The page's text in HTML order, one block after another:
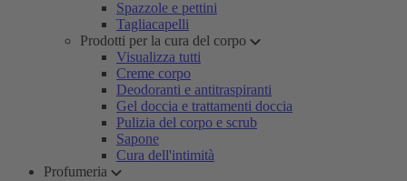
Spazzole e pettini
Tagliacapelli
Prodotti per la cura del corpo
Visualizza tutti
Creme corpo
Deodoranti e antitraspiranti
Gel doccia e trattamenti doccia
Pulizia del corpo e scrub
Sapone
Cura dell'intimità
Profumeria